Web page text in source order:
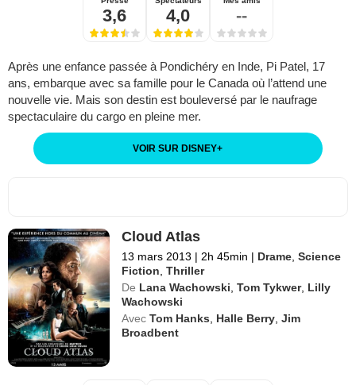
3,6 4,0 --
Après une enfance passée à Pondichéry en Inde, Pi Patel, 17
ans, embarque avec sa famille pour le Canada où l’attend une
nouvelle vie. Mais son destin est bouleversé par le naufrage
spectaculaire du cargo en pleine mer.
VOIR SUR DISNEY+
Cloud Atlas
13 mars 2013 | 2h 45min | Drame,Science
Fiction,Thriller
De Lana Wachowski,Tom Tykwer, Lilly
Wachowski
Avec Tom Hanks, Halle Berry,Jim
Broadbent